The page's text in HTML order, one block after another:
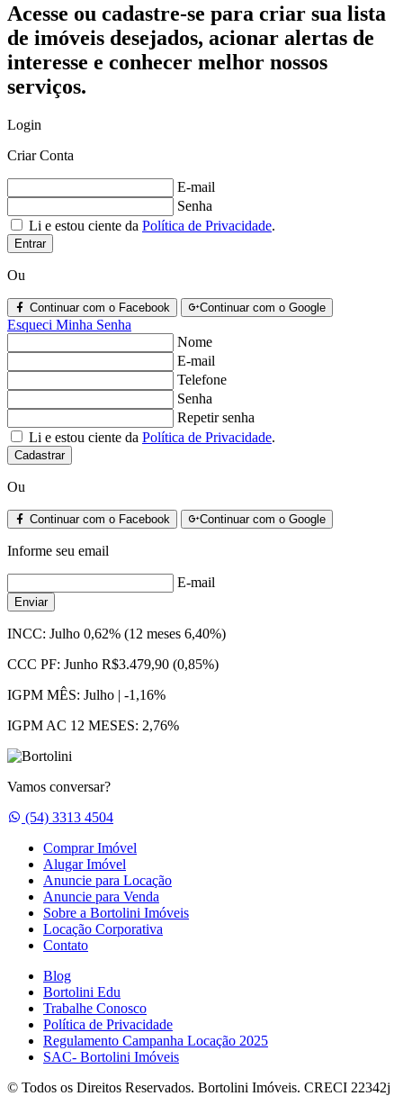
Acesse ou cadastre-se para criar sua lista
de imóveis desejados, acionar alertas de
interesse e conhecer melhor nossos
serviços.
Login
Criar Conta
E-mail
Senha
Li e estou ciente da Política de Privacidade.
Entrar
Ou
Continuar com o Facebook Continuar com o Google
Esqueci Minha Senha
Nome
E-mail
Telefone
Senha
Repetir senha
Li e estou ciente da Política de Privacidade.
Cadastrar
Ou
Continuar com o Facebook Continuar com o Google
Informe seu email
E-mail
Enviar
INCC: Julho 0,62% (12 meses 6,40%)
CCC PF: Junho R$3.479,90 (0,85%)
IGPM MÊS: Julho | -1,16%
IGPM AC 12 MESES: 2,76%
Vamos conversar?
Whatsapp
(54) 3313 4504
Comprar Imóvel
Alugar Imóvel
Anuncie para Locação
Anuncie para Venda
Sobre a Bortolini Imóveis
Locação Corporativa
Contato
Blog
Bortolini Edu
Trabalhe Conosco
Política de Privacidade
Regulamento Campanha Locação 2025
SAC- Bortolini Imóveis
© Todos os Direitos Reservados. Bortolini Imóveis. CRECI 22342j